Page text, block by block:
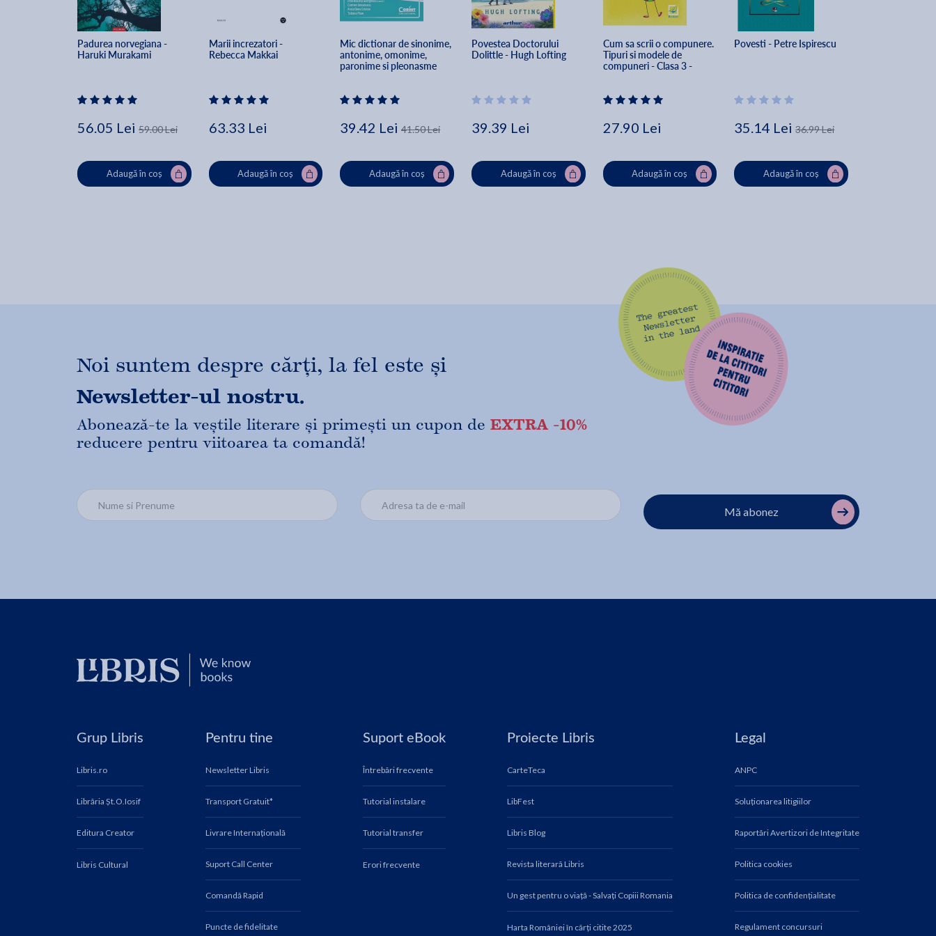
Padurea norvegiana -
Haruki Murakami
56.05 Lei 59.00 Lei
Adaugă în coș
Marii increzatori -
Rebecca Makkai
63.33 Lei
Adaugă în coș
Mic dictionar de sinonime,
antonime, omonime,
paronime si pleonasme
Carmen Ianculescu, Anca-
39.42 Lei 41.50 Lei
Adaugă în coș
Povestea Doctorului
Dolittle - Hugh Lofting
39.39 Lei
Adaugă în coș
Cum sa scrii o compunere.
Tipuri si modele de
compuneri - Clasa 3 -
27.90 Lei
Adaugă în coș
Povesti - Petre Ispirescu
35.14 Lei 36.99 Lei
Adaugă în coș
Noi suntem despre cărți, la fel este și
Newsletter-ul nostru.
Abonează-te la veștile literare și primești un cupon de EXTRA -10%
reducere pentru viitoarea ta comandă!
Mă abonez
Grup Libris
Libris.ro
Librăria Șt.O.Iosif
Editura Creator
Libris Cultural
Pentru tine
Newsletter Libris
Transport Gratuit*
Livrare Internațională
Suport Call Center
Comandă Rapid
Puncte de fidelitate
Suport eBook
Întrebări frecvente
Tutorial instalare
Tutorial transfer
Erori frecvente
Proiecte Libris
CarteTeca
LibFest
Libris Blog
Revista literară Libris
Un gest pentru o viață - Salvați Copiii Romania
Harta României în cărți citite 2025
Legal
ANPC
Soluționarea litigiilor
Raportări Avertizori de Integritate
Politica cookies
Politica de confidențialitate
Regulament concursuri